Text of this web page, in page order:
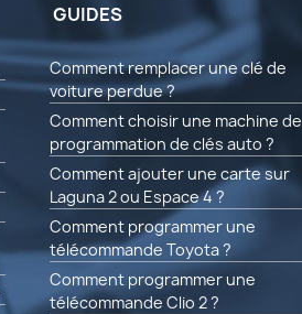
GUIDES
Comment remplacer une clé de
voiture perdue ?
Comment choisir une machine de
programmation de clés auto ?
Comment ajouter une carte sur
Laguna 2 ou Espace 4 ?
Comment programmer une
télécommande Toyota ?
Comment programmer une
télécommande Clio 2 ?